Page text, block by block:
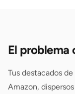
El problema
Tus destacados
Amazon,